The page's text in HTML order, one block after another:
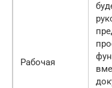
Рабочая